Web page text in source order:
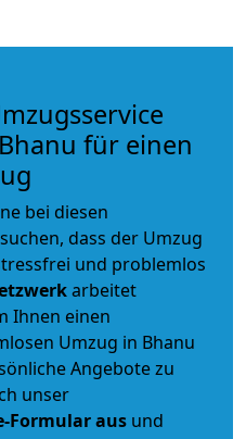
für einen
bei diesen
dass der Umzug
und problemlos
arbeitet
Ihnen einen
Umzug in Bhanu
Angebote zu
unser
Formular aus und